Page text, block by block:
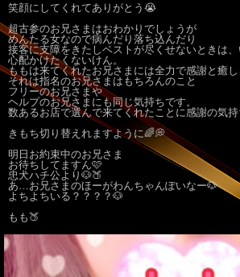
笑顔にしてくれてありがとう😭
超古参のお兄さまはおわかりでしょうが
めんたる女なので病んだり落ち込んだり
接客に支障をきたしベストが尽くせないときは、
心配かけたくないけん。
ももは来てくれたお兄さまには全力で感謝と癒
それは指名のお兄さまはもちろんのこと
フリーのお兄さまや
ヘルプのお兄さまにも同じ気持ちです。
数あるお店で選んで来てくれたことに感謝の気
きもち切り替えれますように🌈💭
明日お約束中のお兄さま
お待ちしてますん🩷
忠犬ハチ公より🐶🍑
あ…お兄さまのほーがわんちゃんぽいなー🐶
よちよちいる？？？？🐶
もも🍑